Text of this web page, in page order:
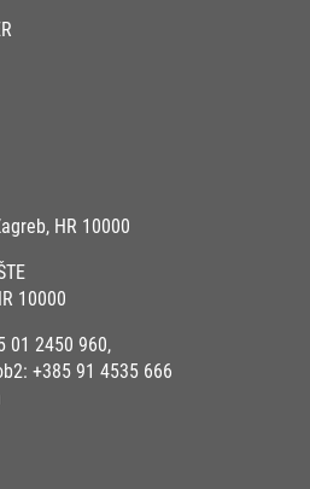
HR 10000
10000
01 2450 960,
+385 91 4535 666